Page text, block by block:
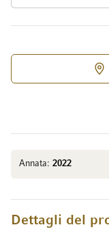
Annata: 2022
Dettagli del